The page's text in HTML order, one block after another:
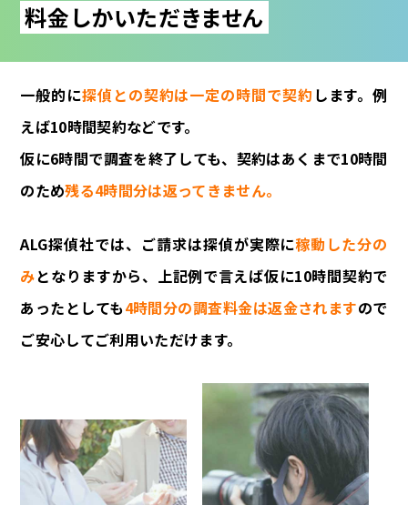
料金しかいただきません
一般的に探偵との契約は一定の時間で契約 します。例
えば10時間契約などです。
仮に6時間で調査を終了しても、契約はあくまで10時間
のため残る4時間分は返ってきません。
ALG探偵社では、ご請求は探偵が実際に稼動した分の
みとなりますから、上記例で言えば仮に10時間契約で
あったとしても4時間分の調査料金は返金されますので
ご安心してご利用いただけます。